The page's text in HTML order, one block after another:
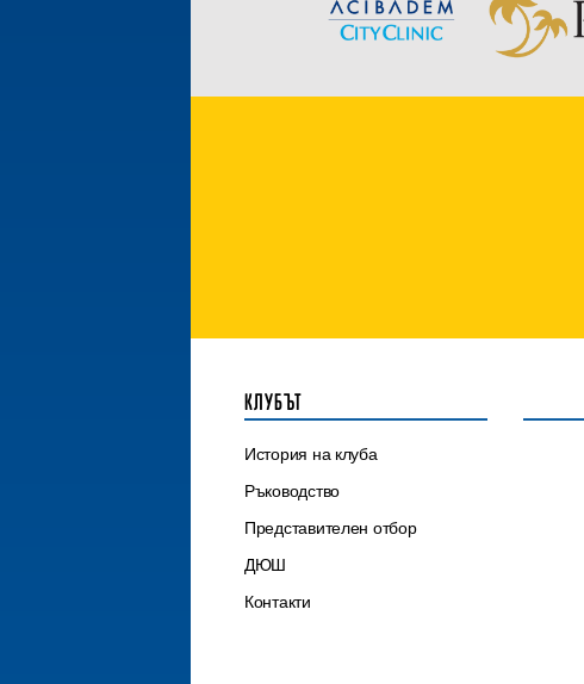
КЛУБЪТ
История на клуба
Ръководство
Представителен отбор
ДЮШ
Контакти